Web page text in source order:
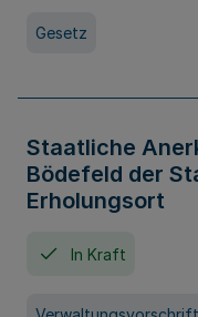
Gesetz
Staatliche
Bödefeld der
Erholungsort
In Kraft